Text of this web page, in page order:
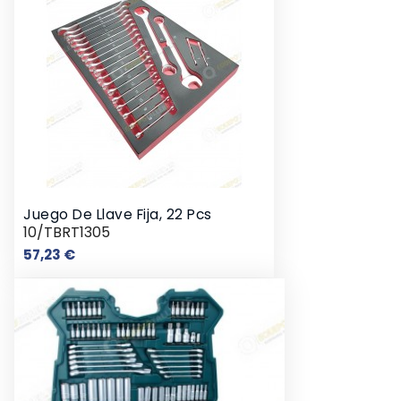
Juego De Llave Fija, 22 Pcs
10/TBRT1305
57,23 €Precio